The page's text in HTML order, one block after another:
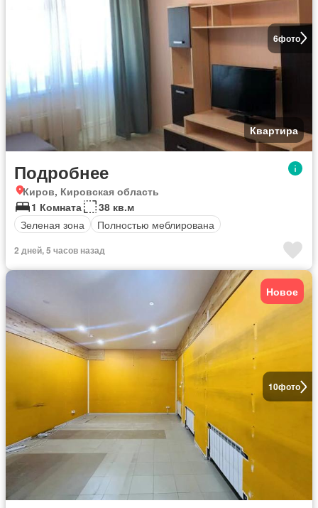
6фото
Квартира
Подробнее
Киров, Кировская область
1 Комната
38 кв.м
Зеленая зона
Полностью меблирована
2 дней, 5 часов назад
10фото
Новое